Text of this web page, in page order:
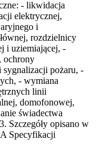
- likwidacja
elektrycznej,
i
rozdzielnicy
i uziemiającej, -
ochrony
pożaru, -
- wymiana
linii
domofonowej,
świadectwa
Szczegóły opisano w
Specyfikacji